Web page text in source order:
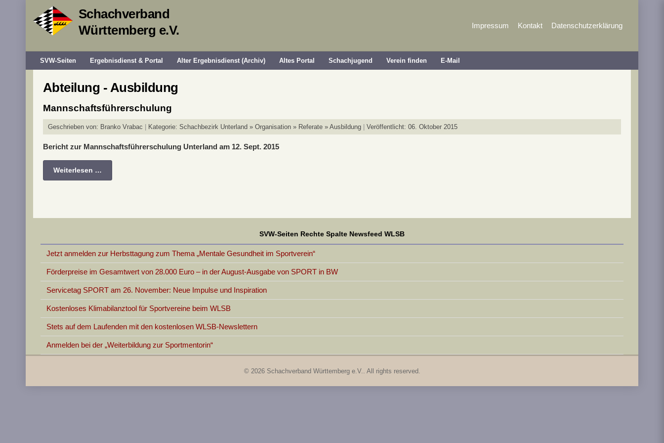
Schachverband
Württemberg e.V.
Impressum Kontakt Datenschutzerklärung
SVW-Seiten Ergebnisdienst & Portal Alter Ergebnisdienst (Archiv) Altes Portal Schachjugend Verein finden E-Mail
Abteilung - Ausbildung
Mannschaftsführerschulung
Geschrieben von: Branko Vrabac Kategorie: Schachbezirk Unterland » Organisation » Referate » Ausbildung Veröffentlicht: 06. Oktober 2015
Bericht zur Mannschaftsführerschulung Unterland am 12. Sept. 2015
Weiterlesen …
SVW-Seiten Rechte Spalte Newsfeed WLSB
Jetzt anmelden zur Herbsttagung zum Thema „Mentale Gesundheit im Sportverein“
Förderpreise im Gesamtwert von 28.000 Euro – in der August-Ausgabe von SPORT in BW
Servicetag SPORT am 26. November: Neue Impulse und Inspiration
Kostenloses Klimabilanztool für Sportvereine beim WLSB
Stets auf dem Laufenden mit den kostenlosen WLSB-Newslettern
Anmelden bei der „Weiterbildung zur Sportmentorin“
© 2026 Schachverband Württemberg e.V.. All rights reserved.